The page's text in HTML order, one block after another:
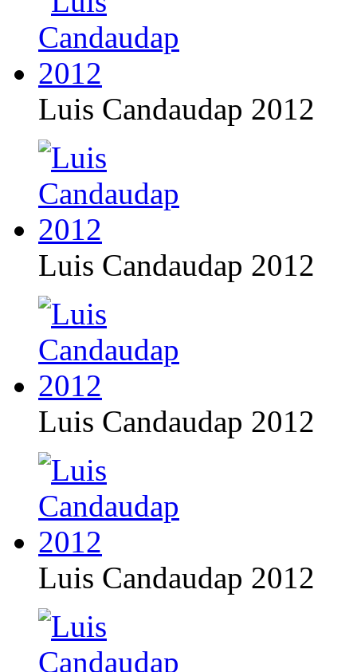
Luis Candaudap 2012
Luis Candaudap 2012
Luis Candaudap 2012
Luis Candaudap 2012